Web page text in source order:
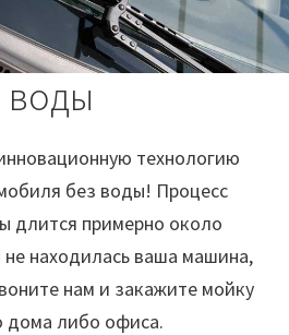
технологию
без воды! Процесс
длится примерно около
не находилась ваша машина,
нам и закажите мойку
дома либо офиса.